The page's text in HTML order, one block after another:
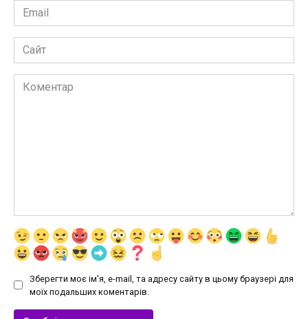
Email
*
Сайт
Коментар
Зберегти моє ім'я, e-mail, та адресу сайту в цьому браузері для
моїх подальших коментарів.